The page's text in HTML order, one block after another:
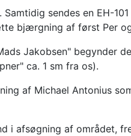
sendes en EH-
bjærgning af først Per
Jakobsen" begynder
ca. 1 sm fra os).
af Michael Antonius
i afsøgning af området,